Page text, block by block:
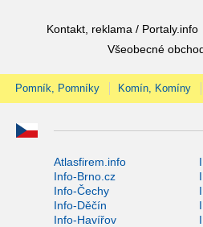
Kontakt, reklama / Portaly.info
Všeobecné
Pomník, Pomníky Komín, Komíny
Atlasfirem.info
Info-Brno.cz
Info-Čechy
Info-Děčín
Info-Havířov